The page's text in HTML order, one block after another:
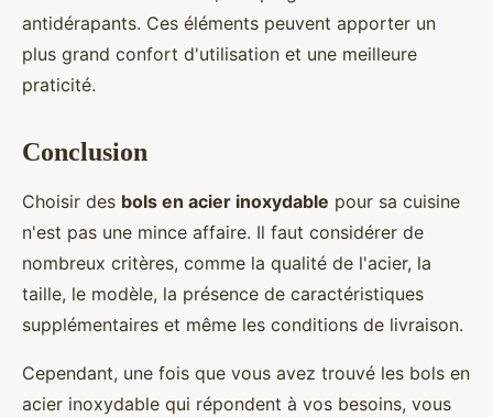
antidérapants. Ces éléments peuvent apporter un
plus grand confort d'utilisation et une meilleure
praticité.
Conclusion
Choisir des bols en acier inoxydable pour sa cuisine
n'est pas une mince affaire. Il faut considérer de
nombreux critères, comme la qualité de l'acier, la
taille, le modèle, la présence de caractéristiques
supplémentaires et même les conditions de livraison.
Cependant, une fois que vous avez trouvé les bols en
acier inoxydable qui répondent à vos besoins, vous